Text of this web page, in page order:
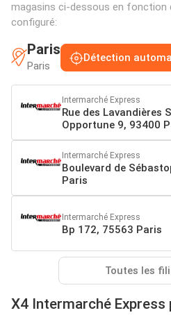
magasins ci-dessous en fonction
configuré:
Paris
Paris
Détection
Intermarché Express
Rue des Lavandières
Opportune 9, 93400
Intermarché Express
Boulevard de
Paris
Intermarché Express
Bp 172, 75563 Paris
Toutes les
X4 Intermarché